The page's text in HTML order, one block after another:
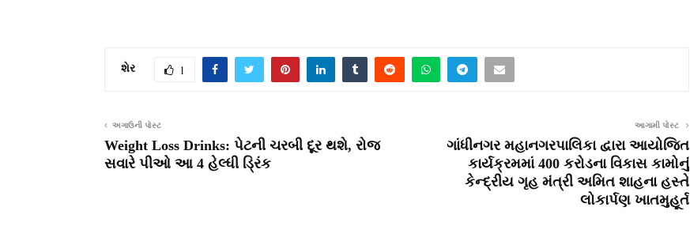
શેર 1
અગાઉની પોસ્ટ
Weight Loss Drinks: પેટની ચરબી દૂર થશે, રોજ
સવારે પીઓ આ 4 હેલ્ધી ડ્રિંક
આગામી પોસ્ટ
ગાંધીનગર મહાનગરપાલિકા દ્વારા આયોજિત
કાર્યક્રમમાં 400 કરોડના વિકાસ કામોનું
કેન્દ્રીય ગૃહ મંત્રી અમિત શાહના હસ્તે
લોકાર્પણ ખાતમુહૂર્ત